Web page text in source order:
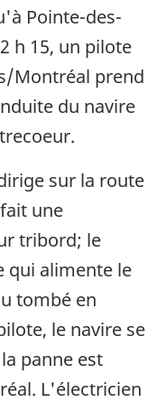
Pointe-des-
h 15, un pilote
Montréal prend
du navire
sur la route
une
tribord; le
qui alimente le
tombé en
le navire se
panne est
L'électricien